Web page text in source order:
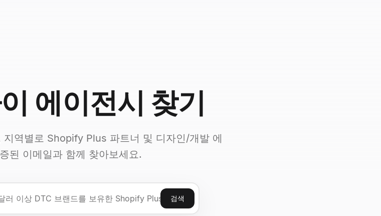
에이전시 찾기
역별로 Shopify Plus 파트너 및 디자인/개발 에
된 이메일과 함께 찾아보세요.
검색